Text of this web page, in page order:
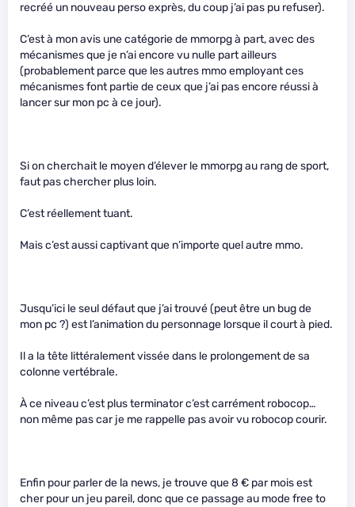
recréé un nouveau perso exprès, du coup j’ai pas pu refuser).
C’est à mon avis une catégorie de mmorpg à part, avec des
mécanismes que je n’ai encore vu nulle part ailleurs
(probablement parce que les autres mmo employant ces
mécanismes font partie de ceux que j’ai pas encore réussi à
lancer sur mon pc à ce jour).
Si on cherchait le moyen d’élever le mmorpg au rang de sport,
faut pas chercher plus loin.
C’est réellement tuant.
Mais c’est aussi captivant que n’importe quel autre mmo.
Jusqu’ici le seul défaut que j’ai trouvé (peut être un bug de
mon pc ?) est l’animation du personnage lorsque il court à pied.
Il a la tête littéralement vissée dans le prolongement de sa
colonne vertébrale.
À ce niveau c’est plus terminator c’est carrément robocop…
non même pas car je me rappelle pas avoir vu robocop courir.
Enfin pour parler de la news, je trouve que 8 € par mois est
cher pour un jeu pareil, donc que ce passage au mode free to